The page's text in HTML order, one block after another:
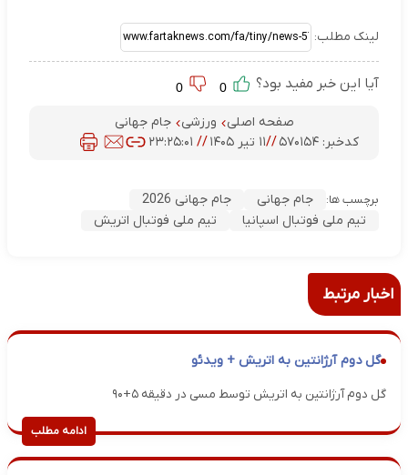
لینک مطلب:
آیا این خبر مفید بود؟
صفحه اصلی ورزشی
جام جهانی
کدخبر: ۵۷۰۱۵۴ //۱۱ تیر ۱۴۰۵ // ۲۳:۲۵:۰۱
برچسب ها: جام جهانی
جام جهانی 2026
تیم ملی فوتبال اسپانیا
تیم ملی فوتبال اتریش
اخبار مرتبط
گل دوم آرژانتین به اتریش + ویدئو
گل دوم آرژانتین به اتریش توسط مسی در دقیقه ۵+۹۰
ادامه مطلب